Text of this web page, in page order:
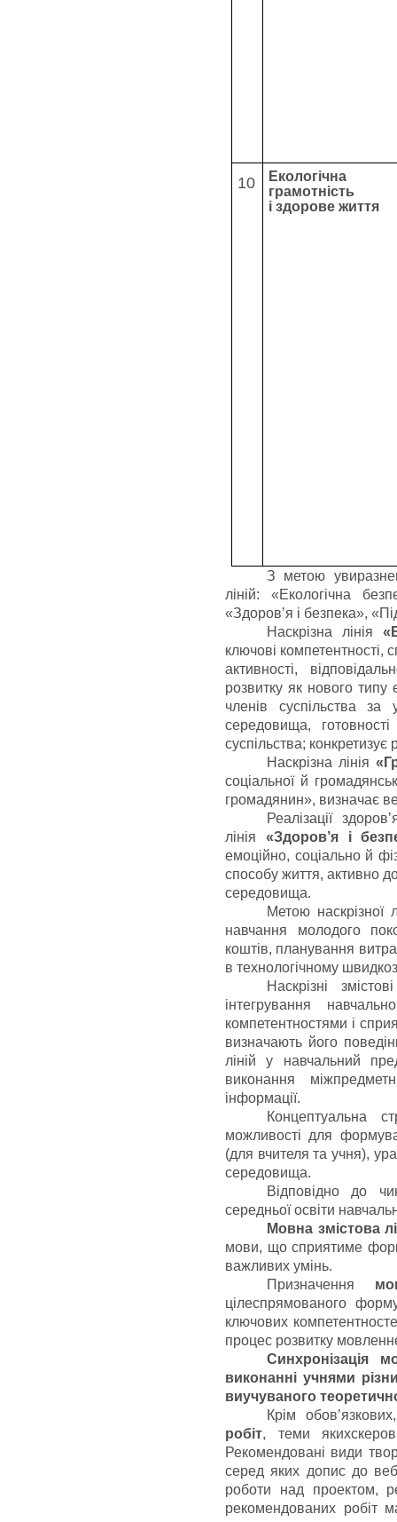
10
Екологічна
грамотність
і здорове життя
З метою
ліній: «Екологічна
«Здоров’я і безпека»,
Наскрізна лінія
ключові компетентності,
активності,
розвитку як нового типу
членів суспільства
середовища,
суспільства;
Наскрізна лінія
соціальної й
громадянин», визначає
Реалізації
лінія «Здоров’я і
емоційно, соціально й
способу життя, активно
середовища.
Метою наскрізної
навчання молодого
коштів, планування
в технологічному
Наскрізні
інтегрування
компетентностями і
визначають його
ліній у навчальний
виконання
інформації.
Концептуальна
можливості для
(для вчителя та учня),
середовища.
Відповідно до
середньої освіти
Мовна змістова
мови, що сприятиме
важливих умінь.
Призначення
цілеспрямованого
ключових
процес розвитку
Синхронізація
виконанні учнями
виучуваного
Крім
робіт, теми яких
Рекомендовані види
серед яких допис до
роботи над проектом,
рекомендованих робіт